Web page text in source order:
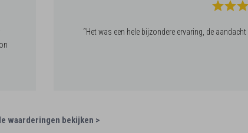
“Het was een hele bijzondere ervaring, de
waarderingen bekijken >